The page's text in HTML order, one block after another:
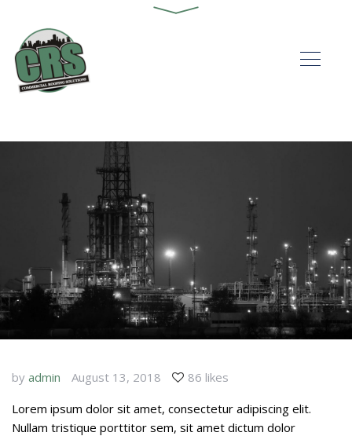
by admin August 13, 2018
86 likes
Lorem ipsum dolor sit amet, consectetur adipiscing elit.
Nullam tristique porttitor sem, sit amet dictum dolor